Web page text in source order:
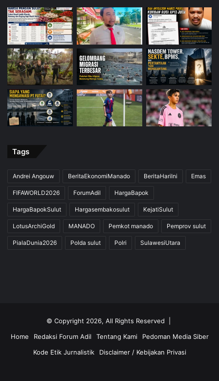
Tags
Andrei Angouw BeritaEkonomiManado BeritaHariIni Emas
FIFAWORLD2026 ForumAdil HargaBapok
HargaBapokSulut Hargasembakosulut KejatiSulut
LotusArchiGold MANADO Pemkot manado Pemprov sulut
PialaDunia2026 Polda sulut Polri SulawesiUtara
© Copyright 2026, All Rights Reserved |
Home
Redaksi Forum Adil Tentang Kami
Pedoman Media Siber
Kode Etik Jurnalistik
Disclaimer / Kebijakan Privasi